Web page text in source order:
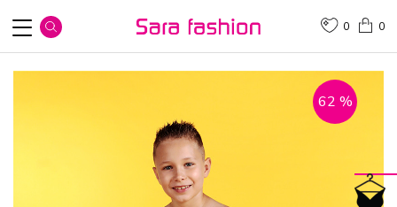
0
0
62 %